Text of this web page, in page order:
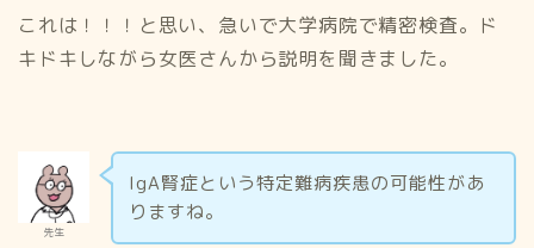
これは！！！と思い、急いで大学病院で精密検査。ド
キドキしながら女医さんから説明を聞きました。
先生
IgA腎症という特定難病疾患の可能性があ
りますね。